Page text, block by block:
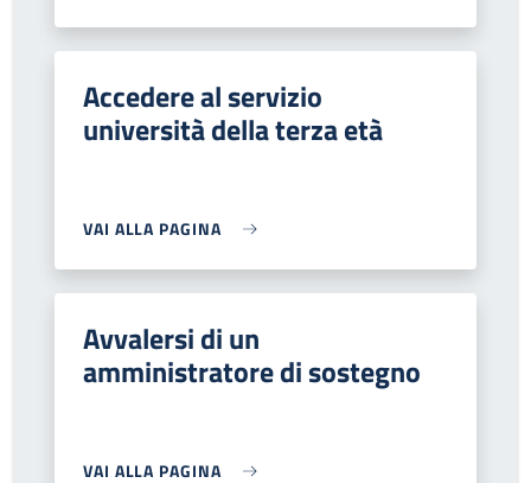
Accedere al servizio
università della terza età
VAI ALLA PAGINA
Avvalersi di un
amministratore di sostegno
VAI ALLA PAGINA